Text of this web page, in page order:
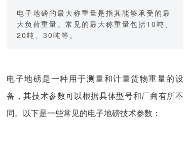
电子地磅的最大称重量是指其能够承受的最
大负荷重量。常见的最大称重量包括10吨、
20吨、30吨等。
电子地磅是一种用于测量和计量货物重量的设
备，其技术参数可以根据具体型号和厂商有所不
同。以下是一些常见的电子地磅技术参数：